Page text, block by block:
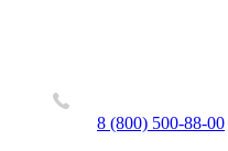
8 (800) 500-88-00